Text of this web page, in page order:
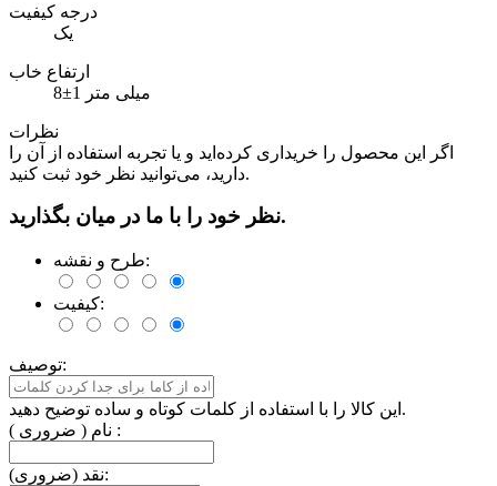
درجه کیفیت
یک
ارتفاع خاب
8±1 میلی متر
نظرات
اگر این محصول را خریداری کرده‌اید و یا تجربه استفاده از آن را
دارید، می‌توانید نظر خود ثبت کنید.
نظر خود را با ما در میان بگذارید.
طرح و نقشه:
کیفیت:
توصیف:
این کالا را با استفاده از کلمات کوتاه و ساده توضیح دهید.
نام ( ضروری ) :
نقد (ضروری):